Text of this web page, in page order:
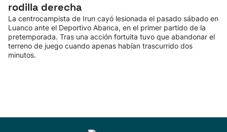
rodilla derecha
La centrocampista de Irun cayó lesionada el pasado sábado en
Luanco ante el Deportivo Abanca, en el primer partido de la
pretemporada. Tras una acción fortuita tuvo que abandonar el
terreno de juego cuando apenas habían trascurrido dos
minutos.